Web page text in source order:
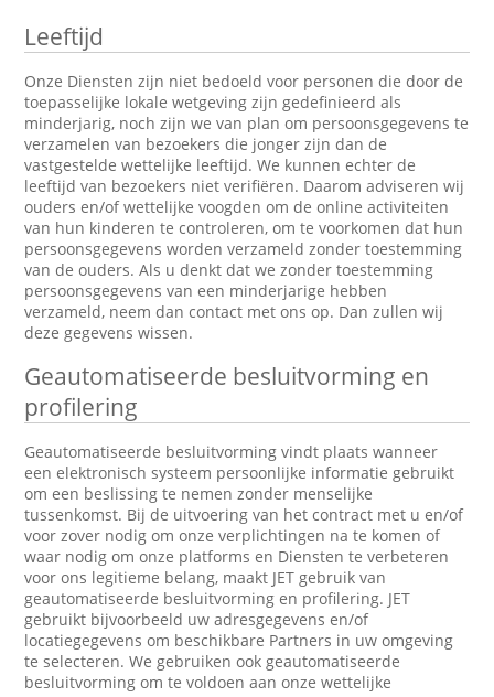
Leeftijd
Onze Diensten zijn niet bedoeld voor personen die door de
toepasselijke lokale wetgeving zijn gedefinieerd als
minderjarig, noch zijn we van plan om persoonsgegevens te
verzamelen van bezoekers die jonger zijn dan de
vastgestelde wettelijke leeftijd. We kunnen echter de
leeftijd van bezoekers niet verifiëren. Daarom adviseren wij
ouders en/of wettelijke voogden om de online activiteiten
van hun kinderen te controleren, om te voorkomen dat hun
persoonsgegevens worden verzameld zonder toestemming
van de ouders. Als u denkt dat we zonder toestemming
persoonsgegevens van een minderjarige hebben
verzameld, neem dan contact met ons op. Dan zullen wij
deze gegevens wissen.
Geautomatiseerde besluitvorming en
profilering
Geautomatiseerde besluitvorming vindt plaats wanneer
een elektronisch systeem persoonlijke informatie gebruikt
om een beslissing te nemen zonder menselijke
tussenkomst. Bij de uitvoering van het contract met u en/of
voor zover nodig om onze verplichtingen na te komen of
waar nodig om onze platforms en Diensten te verbeteren
voor ons legitieme belang, maakt JET gebruik van
geautomatiseerde besluitvorming en profilering. JET
gebruikt bijvoorbeeld uw adresgegevens en/of
locatiegegevens om beschikbare Partners in uw omgeving
te selecteren. We gebruiken ook geautomatiseerde
besluitvorming om te voldoen aan onze wettelijke